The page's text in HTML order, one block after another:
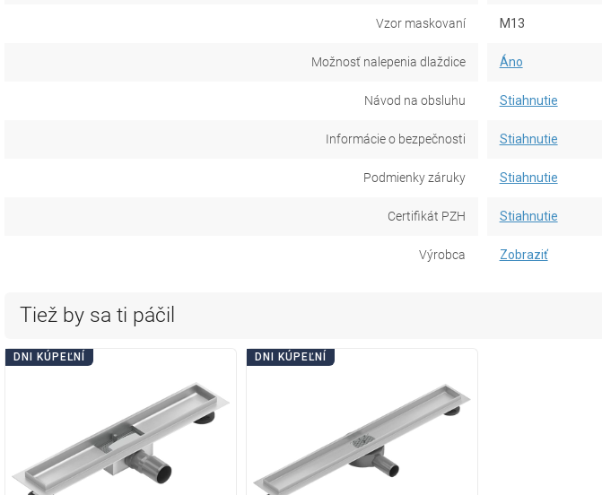
Vzor maskovaní M13
Možnosť nalepenia dlaždice Áno
Návod na obsluhu Stiahnutie
Informácie o bezpečnosti Stiahnutie
Podmienky záruky Stiahnutie
Certifikát PZH Stiahnutie
Výrobca Zobraziť
Tiež by sa ti páčil
DNI KÚPEĽNÍ DNI KÚPEĽNÍ